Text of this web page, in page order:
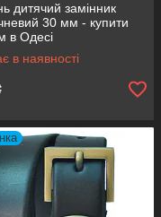
дитячий замінник
30 мм - купити
в Одесі
в наявності